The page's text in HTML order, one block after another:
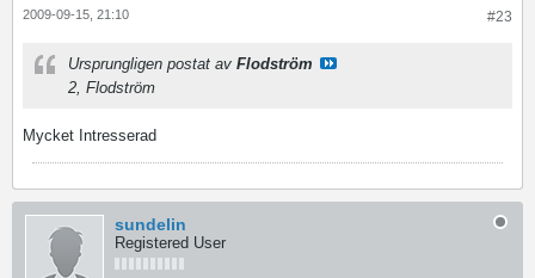
#23
2009-09-15, 21:10
Ursprungligen postat av Flodström
2, Flodström
Mycket Intresserad
sundelin
Registered User